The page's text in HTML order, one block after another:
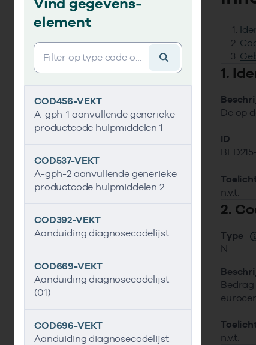
element
Vind gegevens&shy;element
COD456-VEKT
A-gph-1 aanvullende generieke
productcode hulpmiddelen 1
COD537-VEKT
A-gph-2 aanvullende generieke
productcode hulpmiddelen 2
COD392-VEKT
Aanduiding diagnosecodelijst
COD669-VEKT
Aanduiding diagnosecodelijst
(01)
COD696-VEKT
Aanduiding diagnosecodelijst
1.
De op
ID
n.v.t.
2.
Type
N
n.v.t.